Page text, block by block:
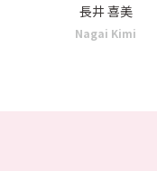
長井 喜美
Nagai Kimi